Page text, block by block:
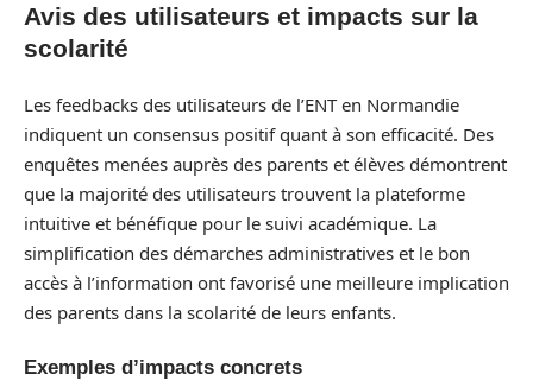
Avis des utilisateurs et impacts sur la
scolarité
Les feedbacks des utilisateurs de l’ENT en Normandie
indiquent un consensus positif quant à son efficacité. Des
enquêtes menées auprès des parents et élèves démontrent
que la majorité des utilisateurs trouvent la plateforme
intuitive et bénéfique pour le suivi académique. La
simplification des démarches administratives et le bon
accès à l’information ont favorisé une meilleure implication
des parents dans la scolarité de leurs enfants.
Exemples d’impacts concrets